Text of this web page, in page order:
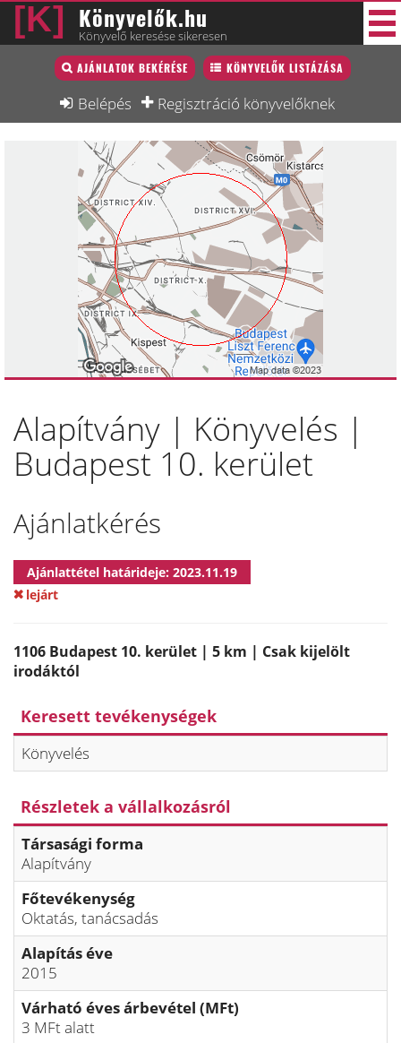
Könyvelők.hu
Könyvelő keresése sikeresen
AJÁNLATOK BEKÉRÉSE KÖNYVELŐK LISTÁZÁSA
Belépés Regisztráció könyvelőknek
Könyvelő lista
Könyvelési munkák
Képzésnaptár
Alapítvány | Könyvelés |
Budapest 10. kerület
Ajánlatkérés
Ajánlattétel határideje: 2023.11.19
lejárt
1106 Budapest 10. kerület | 5 km | Csak kijelölt
irodáktól
Keresett tevékenységek
Könyvelés
Részletek a vállalkozásról
Társasági forma
Alapítvány
Főtevékenység
Oktatás, tanácsadás
Alapítás éve
2015
Várható éves árbevétel (MFt)
3 MFt alatt